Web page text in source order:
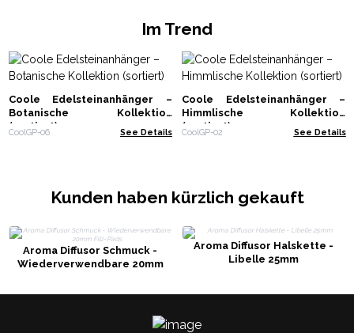
Im Trend
Coole Edelsteinanhänger –
Botanische Kollektion
(sortiert)
CoolGP-06 See Details
Coole Edelsteinanhänger –
Himmlische Kollektion
(sortiert)
CoolGP-02 See Details
Kunden haben kürzlich gekauft
Aroma Diffusor Schmuck -
Wiederverwendbare 20mm
Aroma Diffusor Halskette -
Libelle 25mm